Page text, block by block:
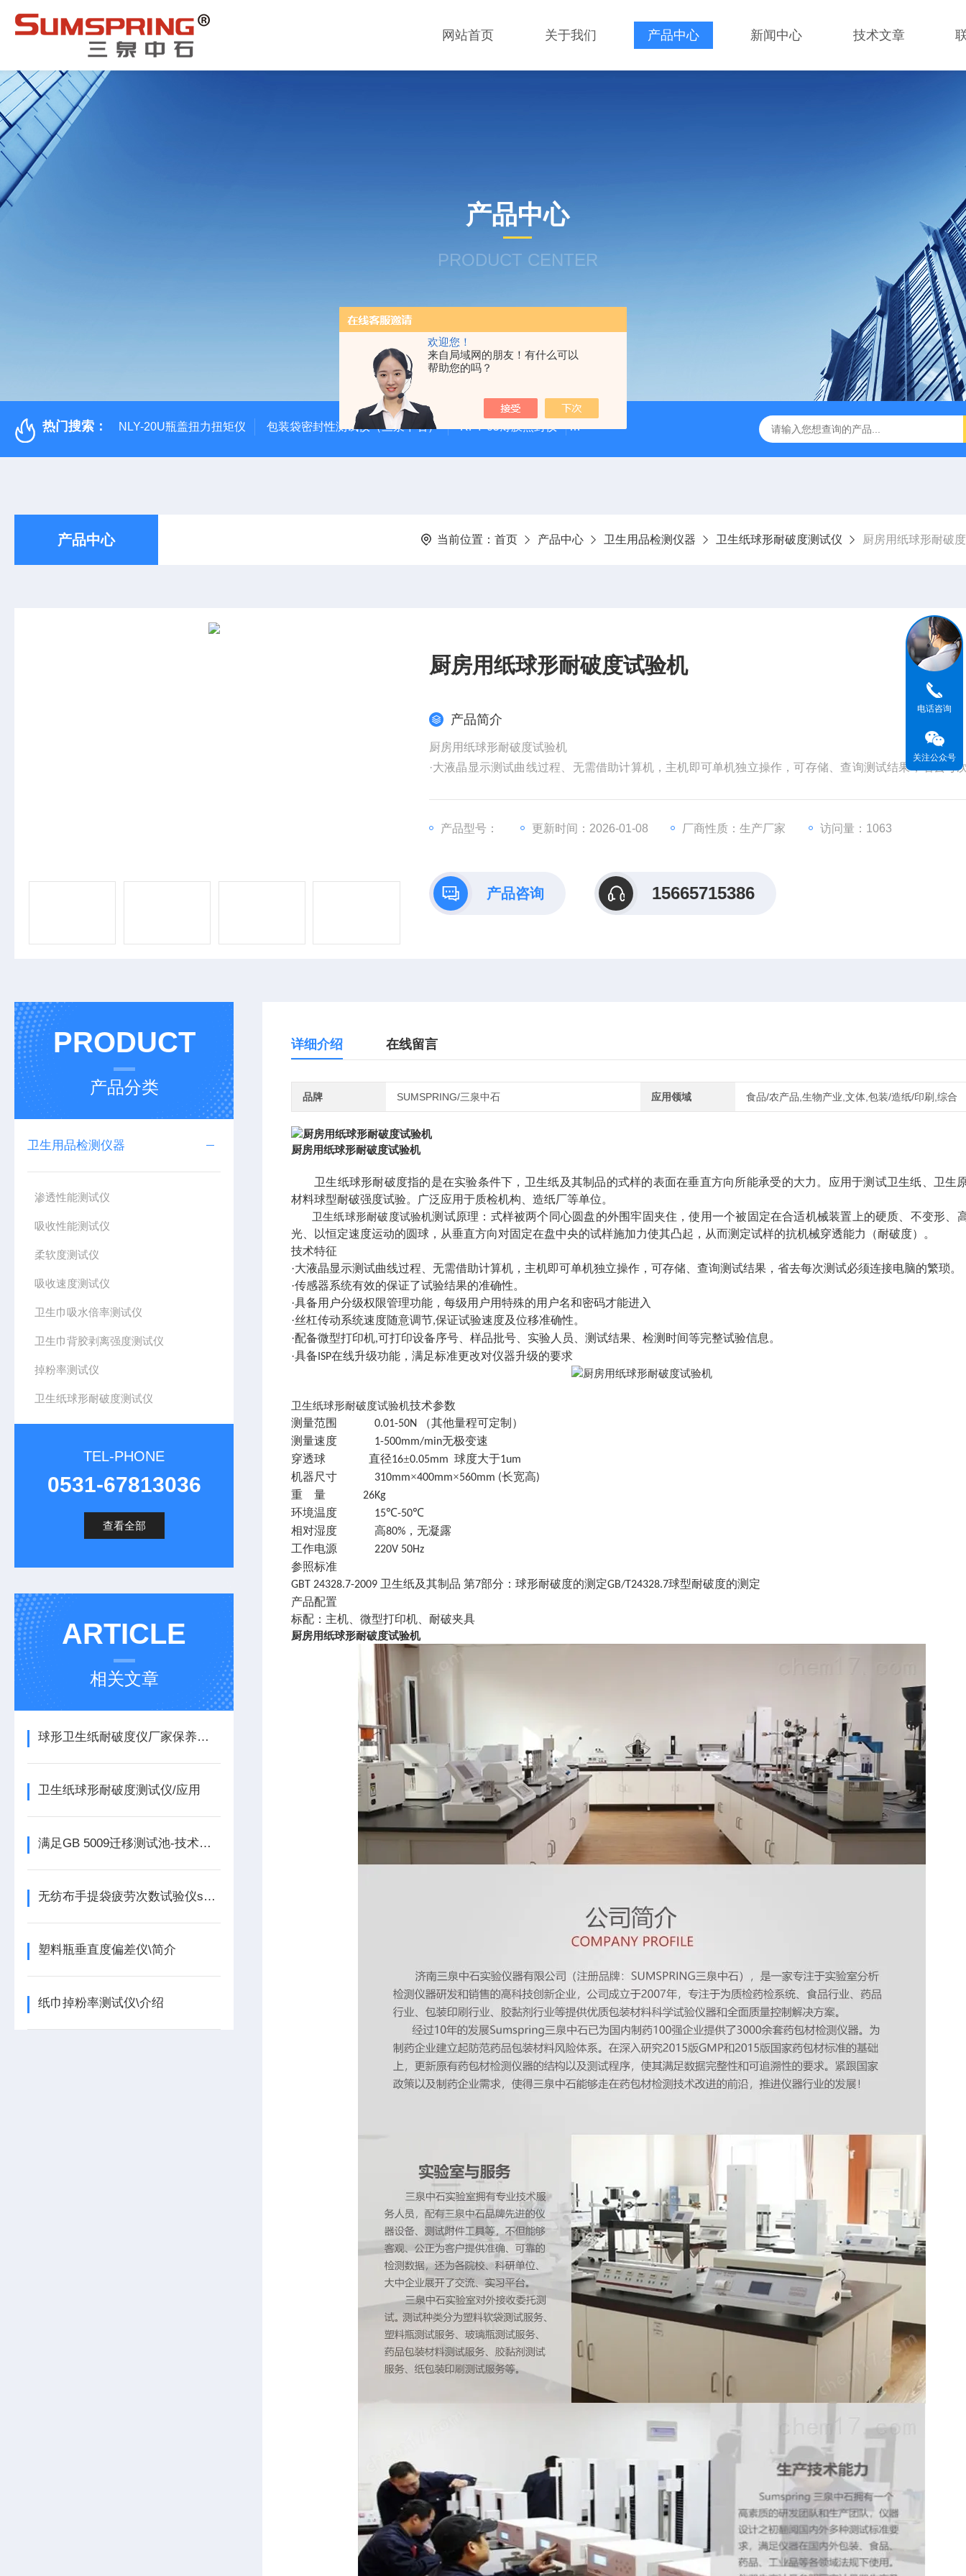
欢迎您！
来自局域网的朋友！有什么可以
帮助您的吗？
网站首页 关于我们 产品中心 新闻中心 技术文章
产品中心
PRODUCT CENTER
热门搜索： NLY-20U瓶盖扭力扭矩仪 包装袋密封性测试仪（三泉中石） RFY-05薄膜热封仪 安瓿瓶折断力测试仪YBB00332002 金属箔片摆锤冲击测定仪
产品中心 当前位置： 首页 产品中心 卫生用品检测仪器 卫生纸球形耐破度测试仪 厨房用纸球形耐破
厨房用纸球形耐破度试验机
产品简介
厨房用纸球形耐破度试验机
·大液晶显示测试曲线过程、无需借助计算机，主机即可单机独立操作，可存储、查询测试结果，省去每
产品型号： 更新时间：2026-01-08 厂商性质：生产厂家 访问量：1063
产品咨询 15665715386
PRODUCT
产品分类
卫生用品检测仪器
渗透性能测试仪
吸收性能测试仪
柔软度测试仪
吸收速度测试仪
卫生巾吸水倍率测试仪
卫生巾背胶剥离强度测试仪
掉粉率测试仪
卫生纸球形耐破度测试仪
TEL-PHONE
0531-67813036
查看全部
ARTICLE
相关文章
球形卫生纸耐破度仪厂家保养技巧
卫生纸球形耐破度测试仪/应用
满足GB 5009迁移测试池-技术文献
无纺布手提袋疲劳次数试验仪spl-30a试验步骤
塑料瓶垂直度偏差仪\简介
纸巾掉粉率测试仪\介绍
详细介绍 在线留言
品牌 SUMSPRING/三泉中石 应用领域 食品/农产品,生物产业,文体,包装/造纸/印刷,综合
厨房用纸球形耐破度试验机
卫生纸球形耐破度指的是在实验条件下，卫生纸及其制品的式样的表面在垂直方向所能承受的大力。应用于测试卫生纸、卫生
材料球型耐破强度试验。广泛应用于质检机构、造纸厂等单位。
卫生纸球形耐破度试验机测试原理：式样被两个同心圆盘的外围牢固夹住，使用一个被固定在合适机械装置上的硬质、不变形、
光、以恒定速度运动的圆球，从垂直方向对固定在盘中央的试样施加力使其凸起，从而测定试样的抗机械穿透能力（耐破度）。
技术特征
·大液晶显示测试曲线过程、无需借助计算机，主机即可单机独立操作，可存储、查询测试结果，省去每次测试必须连接电脑的繁琐。
·传感器系统有效的保证了试验结果的准确性。
·具备用户分级权限管理功能，每级用户用特殊的用户名和密码才能进入
·丝杠传动系统速度随意调节,保证试验速度及位移准确性。
·配备微型打印机,可打印设备序号、样品批号、实验人员、测试结果、检测时间等完整试验信息。
·具备 ISP在线升级功能，满足标准更改对仪器升级的要求
卫生纸球形耐破度试验机技术参数
测量范围
0.01-50N
（其他量程可定制）
测量速度
1-500mm/min无极变速
穿透球
直径16±0.05mm 球度大于1um
机器尺寸 310mm×400mm×560mm (长宽高)
重 量 26Kg
环境温度 15℃-50℃
相对湿度
高80% ，无凝露
工作电源
220V 50Hz
参照标准
GBT 24328.7-2009 卫生纸及其制品 第7部分：球形耐破度的测定GB/T24328.7球型耐破度的测定
产品配置
标配：主机、微型打印机、耐破夹具
厨房用纸球形耐破度试验机
电话咨询
关注公众号